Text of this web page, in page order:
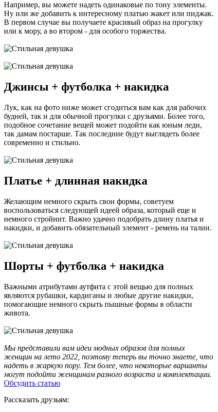
Например, вы можете надеть одинаковые по тону элементы.
Ну или же добавить к интересному платью жакет или пиджак.
В первом случае вы получаете красивый образ на прогулку
или к мору, а во втором - для особого торжества.
Джинсы + футболка + накидка
Лук, как на фото ниже может сгодиться вам как для рабочих
будней, так и для обычной прогулки с друзьями. Более того,
подобное сочетание вещей может подойти как юным леди,
так дамам постарше. Так последние будут выглядеть более
современно и стильно.
Платье + длинная накидка
Желающим немного скрыть свои формы, советуем
воспользоваться следующей идеей образа, который еще и
немного стройнит. Важно удачно подобрать длину платья и
накидки, и добавить обязательный элемент - ремень на талии.
Шорты + футболка + накидка
Важными атрибутами аутфита с этой вещью для полных
являются рубашки, кардиганы и любые другие накидки,
помогающие немного скрыть пышные формы в области
живота.
Мы представили вам идеи модных образов для полных
женщин на лето 2022, поэтому теперь вы точно знаете, что
надеть в жаркую пору. Тем более, что некоторые варианты
могут подойти женщинам разного возраста и комплектации.
Обсудить статью
Рассказать друзьям: